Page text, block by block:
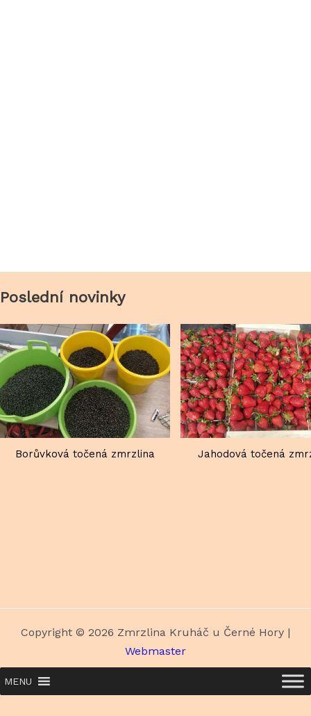
Poslední novinky
Borůvková točená zmrzlina Jahodová točená
Copyright © 2026 Zmrzlina Kruháč u Černé Hory |
Webmaster
MENU